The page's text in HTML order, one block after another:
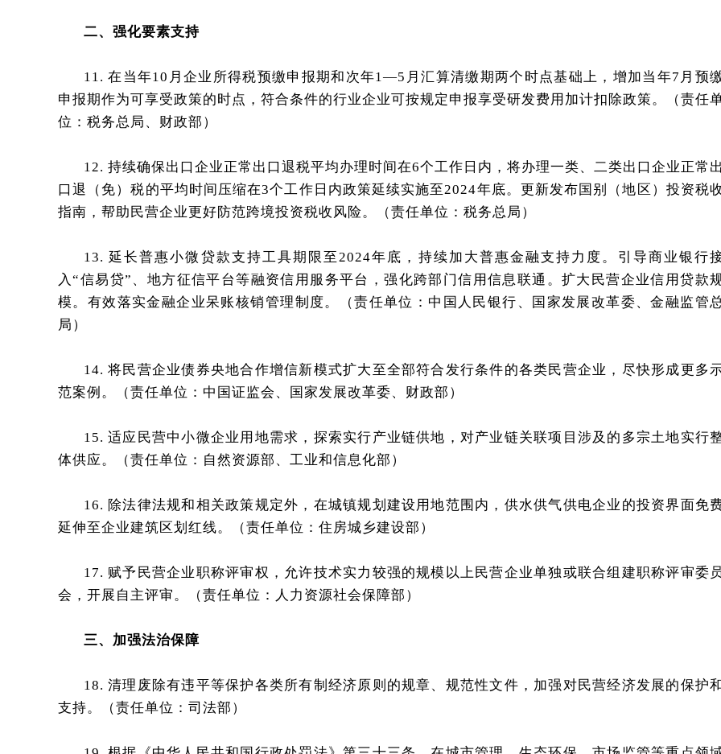
二、强化要素支持
11. 在当年10月企业所得税预缴申报期和次年1—5月汇算清缴期两个时点基础上，增加当年7月预
申报期作为可享受政策的时点，符合条件的行业企业可按规定申报享受研发费用加计扣除政策。（责任
位：税务总局、财政部）
12. 持续确保出口企业正常出口退税平均办理时间在6个工作日内，将办理一类、二类出口企业正常出
口退（免）税的平均时间压缩在3个工作日内政策延续实施至2024年底。更新发布国别（地区）投资税
指南，帮助民营企业更好防范跨境投资税收风险。（责任单位：税务总局）
13. 延长普惠小微贷款支持工具期限至2024年底，持续加大普惠金融支持力度。引导商业银行
入“信易贷”、地方征信平台等融资信用服务平台，强化跨部门信用信息联通。扩大民营企业信用贷款
模。有效落实金融企业呆账核销管理制度。（责任单位：中国人民银行、国家发展改革委、金融监管
局）
14. 将民营企业债券央地合作增信新模式扩大至全部符合发行条件的各类民营企业，尽快形成更多
范案例。（责任单位：中国证监会、国家发展改革委、财政部）
15. 适应民营中小微企业用地需求，探索实行产业链供地，对产业链关联项目涉及的多宗土地实行
体供应。（责任单位：自然资源部、工业和信息化部）
16. 除法律法规和相关政策规定外，在城镇规划建设用地范围内，供水供气供电企业的投资界面免
延伸至企业建筑区划红线。（责任单位：住房城乡建设部）
17. 赋予民营企业职称评审权，允许技术实力较强的规模以上民营企业单独或联合组建职称评审委员
会，开展自主评审。（责任单位：人力资源社会保障部）
三、加强法治保障
18. 清理废除有违平等保护各类所有制经济原则的规章、规范性文件，加强对民营经济发展的保护和
支持。（责任单位：司法部）